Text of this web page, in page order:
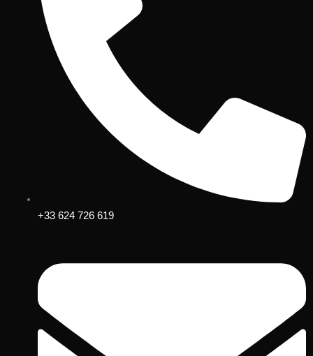
+33 624 726 619